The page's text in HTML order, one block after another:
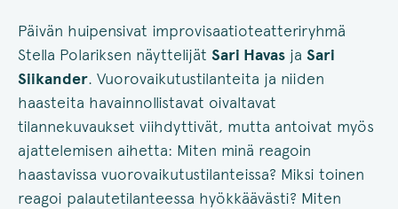
Päivän huipensivat improvisaatioteatteriryhmä
Stella Polariksen näyttelijät Sari Havas ja Sari
Siikander. Vuorovaikutustilanteita ja niiden
haasteita havainnollistavat oivaltavat
tilannekuvaukset viihdyttivät, mutta antoivat myös
ajattelemisen aihetta: Miten minä reagoin
haastavissa vuorovaikutustilanteissa? Miksi toinen
reagoi palautetilanteessa hyökkäävästi? Miten